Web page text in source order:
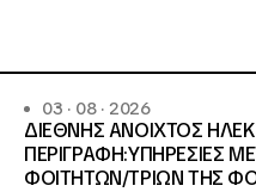
03 · 08 · 2026
ΔΙΕΘΝΗΣ ΑΝΟΙΧΤΟΣ
ΠΕΡΙΓΡΑΦΗ:ΥΠΗΡΕΣΙΕΣ
ΦΟΙΤΗΤΩΝ/ΤΡΙΩΝ ΤΗΣ